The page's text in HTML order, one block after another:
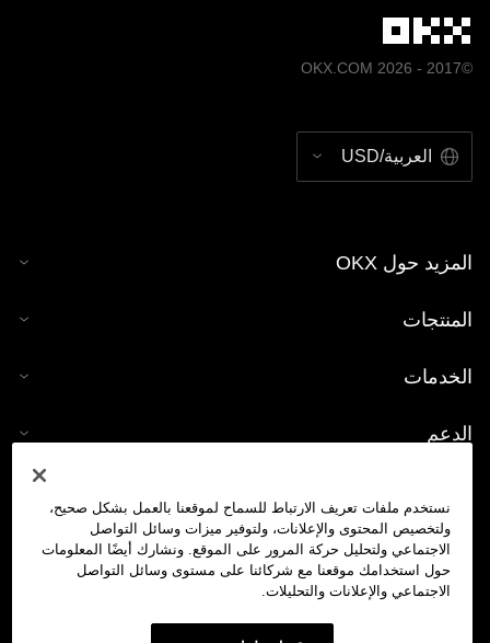
©2017 - 2026 OKX.COM
العربية/USD
المزيد حول OKX
المنتجات
الخدمات
الدعم
حاسبة العملات الرقمية
تداول
نستخدم ملفات تعريف الارتباط للسماح لموقعنا بالعمل بشكل صحيح،
ولتخصيص المحتوى والإعلانات، ولتوفير ميزات وسائل التواصل
الاجتماعي ولتحليل حركة المرور على الموقع. ونشارك أيضًا المعلومات
حول استخدامك موقعنا مع شركائنا على مستوى وسائل التواصل
الاجتماعي والإعلانات والتحليلات.